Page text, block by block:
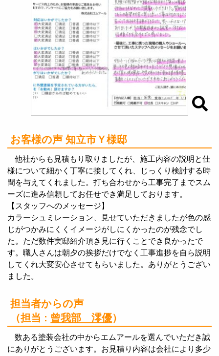
お客様の声 知立市Ｙ様邸
他社からも見積もり取りましたが、施工内容の説明と仕
様について細かく丁寧に接してくれ、じっくり検討する時
間を与えてくれました。打ち合わせから工事完了までスム
ーズに進み信頼してお任せでき満足しております。
【スタッフへのメッセージ】
カラーシュミレーション、見せていただきましたが色の感
じがつかみにくくイメージがしにくかったのが残念でし
た。ただ数件実邸紹介頂き見に行くことでき良かったで
す。職人さんは朝夕の挨拶だけでなく工事進捗を自ら説明
してくれ大変安心させてもらいました。ありがとうござい
ました。
担当者からの声
（担当 : 曾我部 澪優）
数ある塗装会社の中からエムアールを選んでいただき誠
にありがとうございます。お見積り内容は会社により多少